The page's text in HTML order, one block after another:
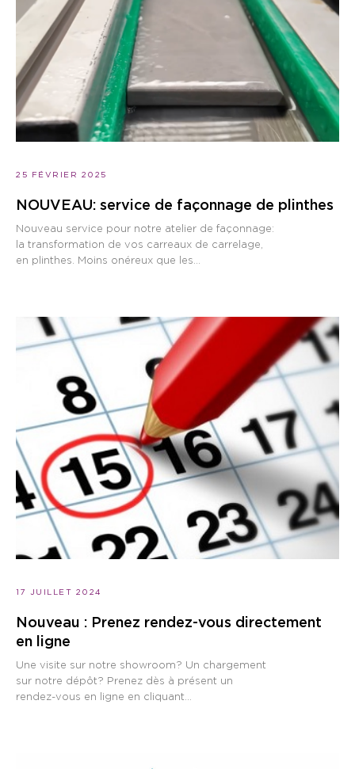
25 FÉVRIER 2025
NOUVEAU: service de façonnage de plinthes
Nouveau service pour notre atelier de façonnage:
la transformation de vos carreaux de carrelage,
en plinthes. Moins onéreux que les...
17 JUILLET 2024
Nouveau : Prenez rendez-vous directement
en ligne
Une visite sur notre showroom? Un chargement
sur notre dépôt? Prenez dès à présent un
rendez-vous en ligne en cliquant...